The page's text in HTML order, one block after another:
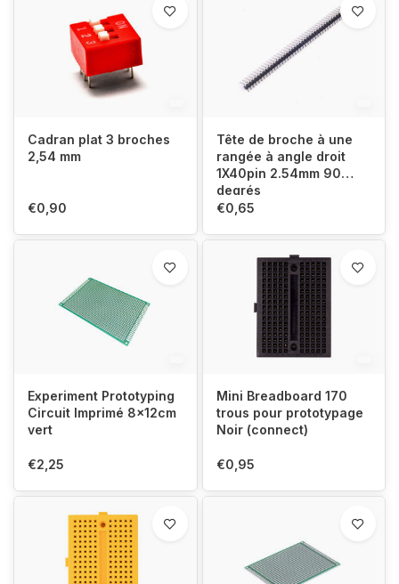
Cadran plat 3 broches
2,54 mm
€0,90
Tête de broche à une
rangée à angle droit
1X40pin 2.54mm 90
degrés
€0,65
Experiment Prototyping
Circuit Imprimé 8x12cm
vert
€2,25
Mini Breadboard 170
trous pour prototypage
Noir (connect)
€0,95